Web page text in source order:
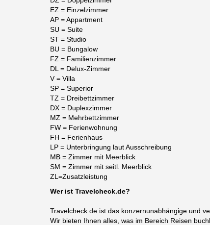
EZ = Einzelzimmer
AP = Appartment
SU = Suite
ST = Studio
BU = Bungalow
FZ = Familienzimmer
DL = Delux-Zimmer
V = Villa
SP = Superior
TZ = Dreibettzimmer
DX = Duplexzimmer
MZ = Mehrbettzimmer
FW = Ferienwohnung
FH = Ferienhaus
LP = Unterbringung laut Ausschreibung
MB = Zimmer mit Meerblick
SM = Zimmer mit seitl. Meerblick
ZL=Zusatzleistung
Wer ist Travelcheck.de?
Travelcheck.de ist das konzernunabhängige und
Wir bieten Ihnen alles, was im Bereich Reisen